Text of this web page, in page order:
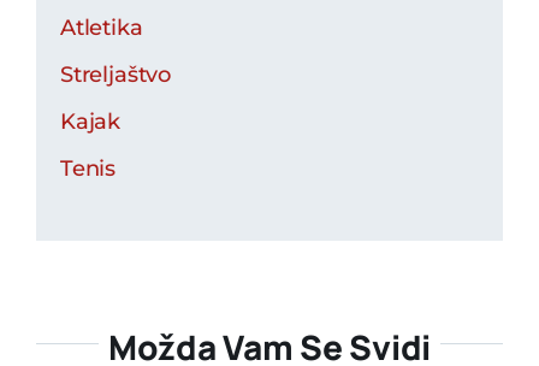
Atletika
Streljaštvo
Kajak
Tenis
Možda Vam Se Svidi